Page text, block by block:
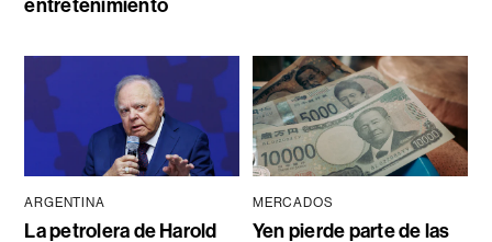
entretenimiento
ARGENTINA
La petrolera de Harold
MERCADOS
Yen pierde parte de las